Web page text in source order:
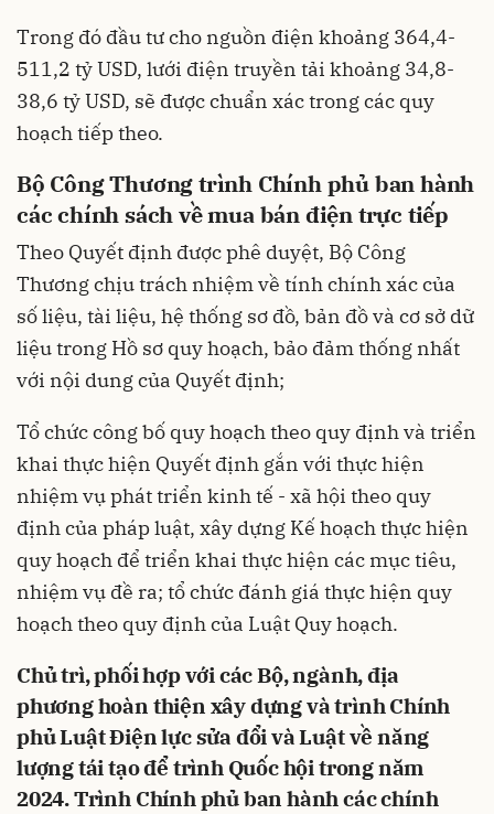
Trong đó đầu tư cho nguồn điện khoảng 364,4-
511,2 tỷ USD, lưới điện truyền tải khoảng 34,8-
38,6 tỷ USD, sẽ được chuẩn xác trong các quy
hoạch tiếp theo.
Bộ Công Thương trình Chính phủ ban hành
các chính sách về mua bán điện trực tiếp
Theo Quyết định được phê duyệt, Bộ Công
Thương chịu trách nhiệm về tính chính xác của
số liệu, tài liệu, hệ thống sơ đồ, bản đồ và cơ sở dữ
liệu trong Hồ sơ quy hoạch, bảo đảm thống nhất
với nội dung của Quyết định;
Tổ chức công bố quy hoạch theo quy định và triển
khai thực hiện Quyết định gắn với thực hiện
nhiệm vụ phát triển kinh tế - xã hội theo quy
định của pháp luật, xây dựng Kế hoạch thực hiện
quy hoạch để triển khai thực hiện các mục tiêu,
nhiệm vụ đề ra; tổ chức đánh giá thực hiện quy
hoạch theo quy định của Luật Quy hoạch.
Chủ trì, phối hợp với các Bộ, ngành, địa
phương hoàn thiện xây dựng và trình Chính
phủ Luật Điện lực sửa đổi và Luật về năng
lượng tái tạo để trình Quốc hội trong năm
2024. Trình Chính phủ ban hành các chính